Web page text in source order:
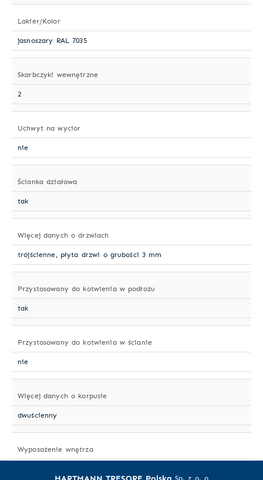
Lakier/Kolor
jasnoszary RAL 7035
Skarbczyki wewnętrzne
2
Uchwyt na wycior
nie
Ścianka działowa
tak
Więcej danych o drzwiach
trójścienne, płyta drzwi o grubości 3 mm
Przystosowany do kotwienia w podłożu
tak
Przystosowany do kotwienia w ścianie
nie
Więcej danych o korpusie
dwuścienny
Wyposażenie wnętrza
uchwyty na brońHARTMANN TRESORE Polska Sp. z o. o